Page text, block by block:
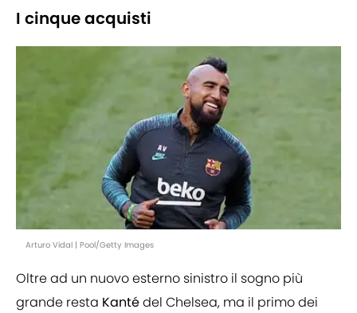
I cinque acquisti
Arturo Vidal | Pool/Getty Images
Oltre ad un nuovo esterno sinistro il sogno più
grande resta Kantédel Chelsea, ma il primo dei